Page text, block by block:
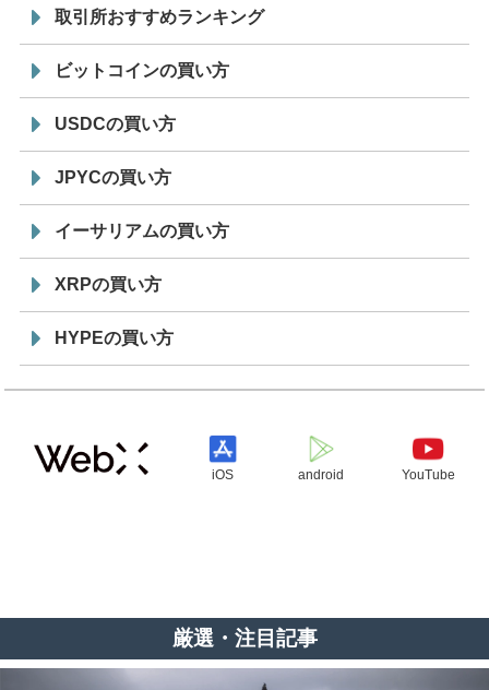
取引所おすすめランキング
ビットコインの買い方
USDCの買い方
JPYCの買い方
イーサリアムの買い方
XRPの買い方
HYPEの買い方
iOS android YouTube
厳選・注目記事